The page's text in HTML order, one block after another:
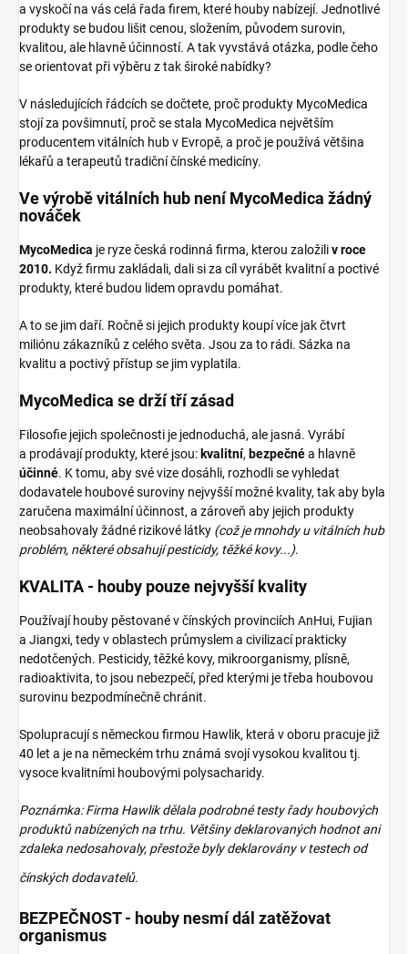
a vyskočí na vás celá řada firem, které houby nabízejí. Jednotlivé
produkty se budou lišit cenou, složením, původem surovin,
kvalitou, ale hlavně účinností. A tak vyvstává otázka, podle čeho
se orientovat při výběru z tak široké nabídky?
V následujících řádcích se dočtete, proč produkty MycoMedica
stojí za povšimnutí, proč se stala MycoMedica největším
producentem vitálních hub v Evropě, a proč je používá většina
lékařů a terapeutů tradiční čínské medicíny.
Ve výrobě vitálních hub není MycoMedica žádný
nováček
MycoMedica je ryze česká rodinná firma, kterou založiliv roce
2010. Když firmu zakládali, dali si za cíl vyrábět kvalitní a poctivé
produkty, které budou lidem opravdu pomáhat.
A to se jim daří. Ročně si jejich produkty koupí více jak čtvrt
miliónu zákazníků z celého světa. Jsou za to rádi. Sázka na
kvalitu a poctivý přístup se jim vyplatila.
MycoMedica se drží tří zásad
Filosofie jejich společnosti je jednoduchá, ale jasná. Vyrábí
a prodávají produkty, které jsou: kvalitní, bezpečnéa hlavně
účinné. K tomu, aby své vize dosáhli, rozhodli se vyhledat
dodavatele houbové suroviny nejvyšší možné kvality, tak aby byla
zaručena maximální účinnost, a zároveň aby jejich produkty
neobsahovaly žádné rizikové látky (což je mnohdy u vitálních hub
problém, některé obsahují pesticidy, těžké kovy...).
KVALITA - houby pouze nejvyšší kvality
Používají houby pěstované v čínských provinciích AnHui, Fujian
a Jiangxi, tedy v oblastech průmyslem a civilizací prakticky
nedotčených. Pesticidy, těžké kovy, mikroorganismy, plísně,
radioaktivita, to jsou nebezpečí, před kterými je třeba houbovou
surovinu bezpodmínečně chránit.
Spolupracují s německou firmou Hawlik, která v oboru pracuje již
40 let a je na německém trhu známá svojí vysokou kvalitou tj.
vysoce kvalitními houbovými polysacharidy.
Poznámka: Firma Hawlik dělala podrobné testy řady houbových
produktů nabízených na trhu. Většiny deklarovaných hodnot ani
zdaleka nedosahovaly, přestože byly deklarovány v testech od
čínských dodavatelů.
BEZPEČNOST - houby nesmí dál zatěžovat
organismus